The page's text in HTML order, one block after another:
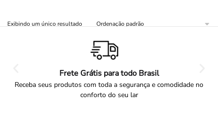
Exibindo um único resultado
Frete Grátis para todo Brasil
Receba seus produtos com toda a segurança e comodidade no
conforto do seu lar